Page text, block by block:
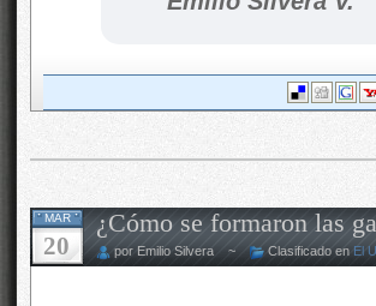
MAR
20
¿Cómo se formaron las
por Emilio Silvera ~ Clasificado en El